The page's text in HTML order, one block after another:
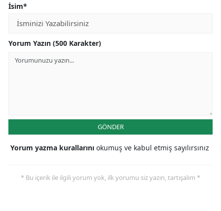
İsim*
Yorum Yazın (500 Karakter)
GÖNDER
Yorum yazma kurallarını okumuş ve kabul etmiş sayılırsınız
* Bu içerik ile ilgili yorum yok, ilk yorumu siz yazın, tartışalım *